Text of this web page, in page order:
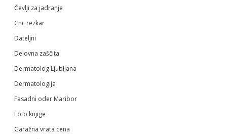
Čevlji za jadranje
Cnc rezkar
Dateljni
Delovna zaščita
Dermatolog Ljubljana
Dermatologija
Fasadni oder Maribor
Foto knjige
Garažna vrata cena